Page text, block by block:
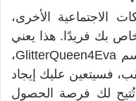
الاجتماعية الأخرى،
بك فريدًا. هذا يعني
أنه مهما رغبت في أن تُعرف باسم GlitterQueen4Eva،
فسيتعين عليك إيجاد
تُتيح لك فرصة الحصول